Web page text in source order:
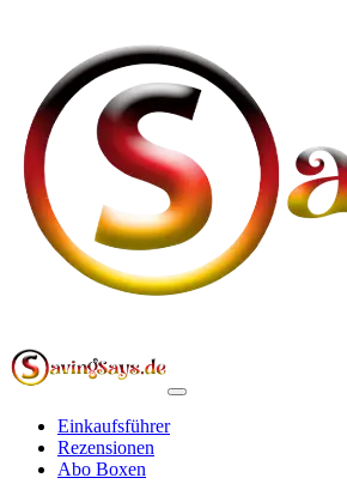
Einkaufsführer
Rezensionen
Abo Boxen